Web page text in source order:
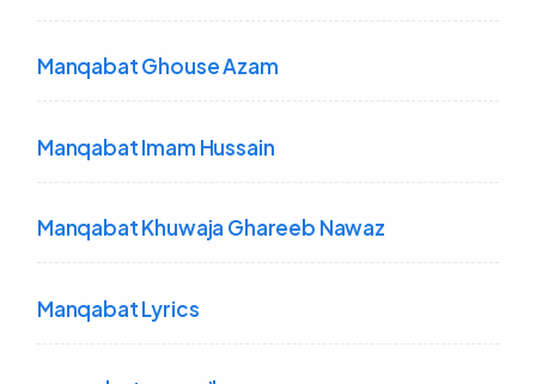
Manqabat Ghouse Azam
Manqabat Imam Hussain
Manqabat Khuwaja Ghareeb Nawaz
Manqabat Lyrics